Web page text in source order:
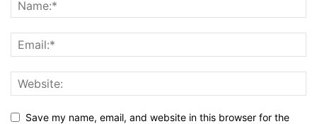
Save my name, email, and website in this browser for the